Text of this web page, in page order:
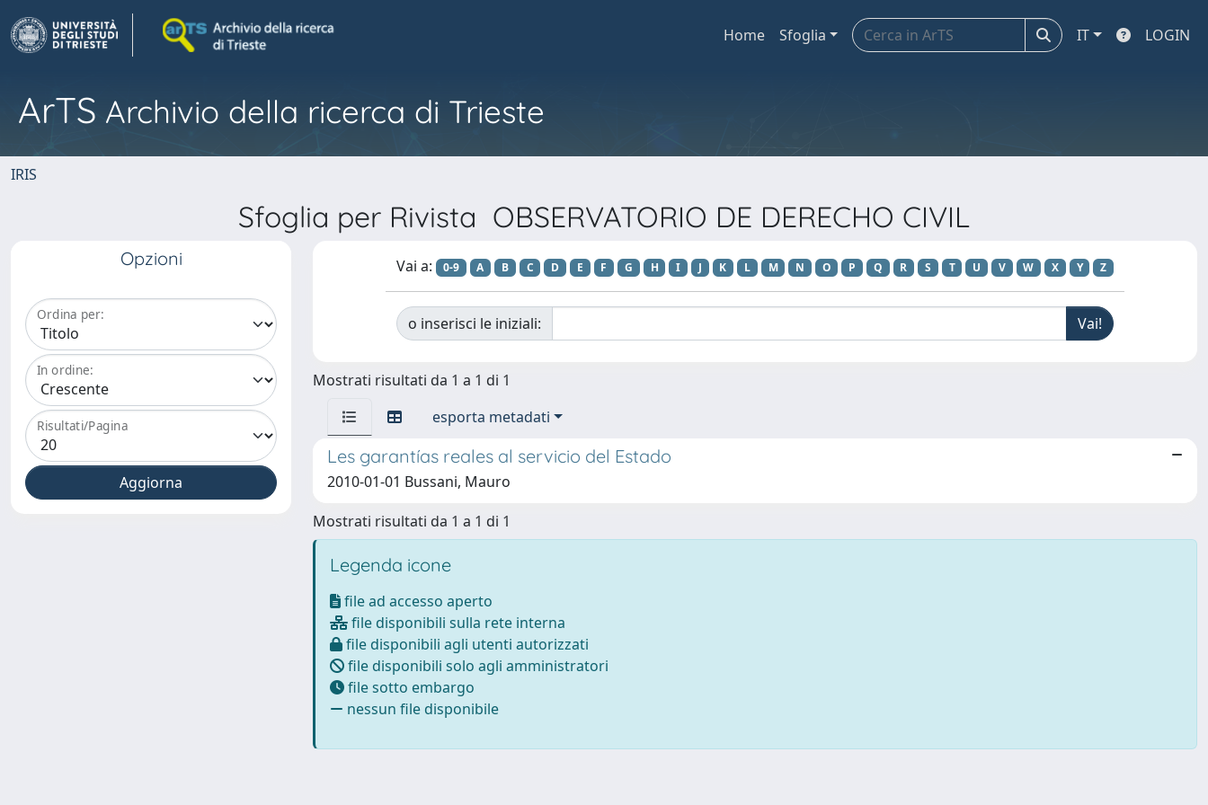
Home Sfoglia IT LOGIN
ArTS Archivio della ricerca di Trieste
IRIS
Sfoglia per Rivista OBSERVATORIO DE DERECHO CIVIL
Opzioni
Ordina per:
In ordine:
Risultati/Pagina
Vai a: 0-9 A B C D E F G H I J K L M N O P Q R S T U V W X Y Z
o inserisci le iniziali:
Mostrati risultati da 1 a 1 di 1
esporta metadati
Les garantías reales al servicio del Estado
2010-01-01 Bussani, Mauro
Mostrati risultati da 1 a 1 di 1
Legenda icone
file ad accesso aperto
file disponibili sulla rete interna
file disponibili agli utenti autorizzati
file disponibili solo agli amministratori
file sotto embargo
nessun file disponibile